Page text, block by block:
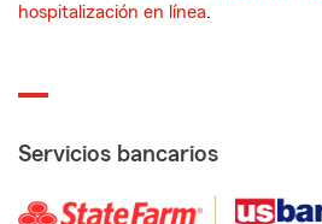
hospitalización en línea.
Servicios bancarios